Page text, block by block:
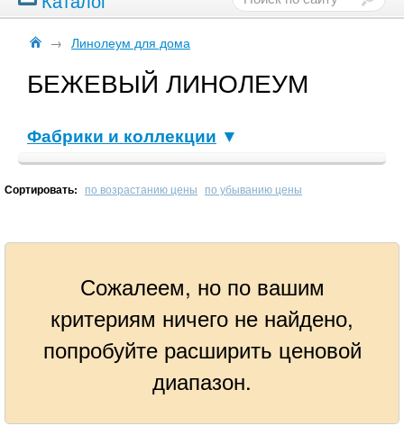
→ Линолеум для дома
БЕЖЕВЫЙ ЛИНОЛЕУМ
Фабрики и коллекции ▼
Сортировать: по возрастанию цены по убыванию цены
Сожалеем, но по вашим
критериям ничего не найдено,
попробуйте расширить ценовой
диапазон.